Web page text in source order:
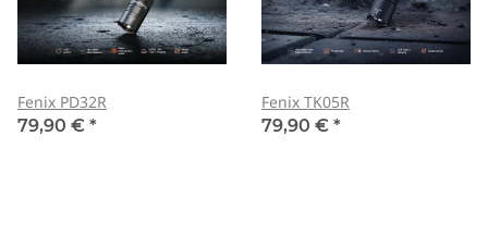
Fenix PD32R
79,90 € *
Fenix TK05R
79,90 € *